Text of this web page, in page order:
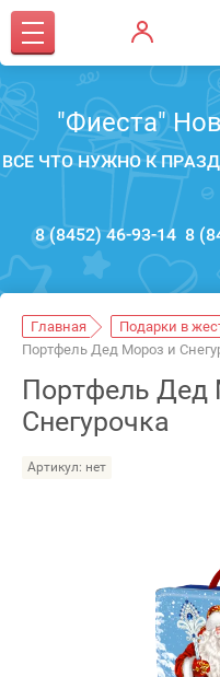
"Фиеста"
ВСЕ ЧТО НУЖНО К
8 (8452) 46-93-14 8
Главная
Подарки в
Портфель Дед Мороз и
Портфель Дед
Снегурочка
Артикул: нет